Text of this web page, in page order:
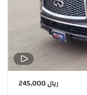
ريال 245,000